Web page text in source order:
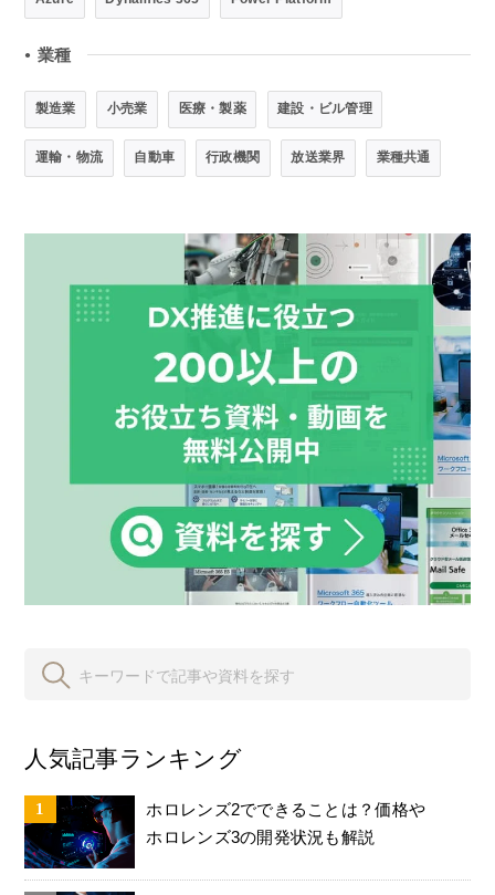
● 業種
製造業 小売業 医療・製薬 建設・ビル管理
運輸・物流 自動車 行政機関 放送業界 業種共通
人気記事ランキング
ホロレンズ2でできることは？価格や
ホロレンズ3の開発状況も解説